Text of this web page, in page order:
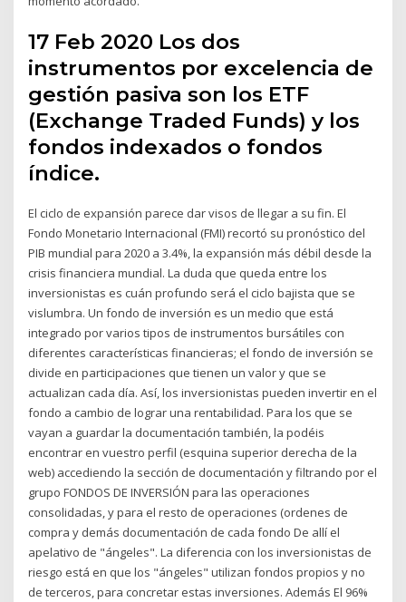
17 Feb 2020 Los dos
instrumentos por excelencia de
gestión pasiva son los ETF
(Exchange Traded Funds) y los
fondos indexados o fondos
índice.
El ciclo de expansión parece dar visos de llegar a su fin. El
Fondo Monetario Internacional (FMI) recortó su pronóstico del
PIB mundial para 2020 a 3.4%, la expansión más débil desde la
crisis financiera mundial. La duda que queda entre los
inversionistas es cuán profundo será el ciclo bajista que se
vislumbra. Un fondo de inversión es un medio que está
integrado por varios tipos de instrumentos bursátiles con
diferentes características financieras; el fondo de inversión se
divide en participaciones que tienen un valor y que se
actualizan cada día. Así, los inversionistas pueden invertir en el
fondo a cambio de lograr una rentabilidad. Para los que se
vayan a guardar la documentación también, la podéis
encontrar en vuestro perfil (esquina superior derecha de la
web) accediendo la sección de documentación y filtrando por el
grupo FONDOS DE INVERSIÓN para las operaciones
consolidadas, y para el resto de operaciones (ordenes de
compra y demás documentación de cada fondo De allí el
apelativo de "ángeles". La diferencia con los inversionistas de
riesgo está en que los "ángeles" utilizan fondos propios y no
de terceros, para concretar estas inversiones. Además El 96%